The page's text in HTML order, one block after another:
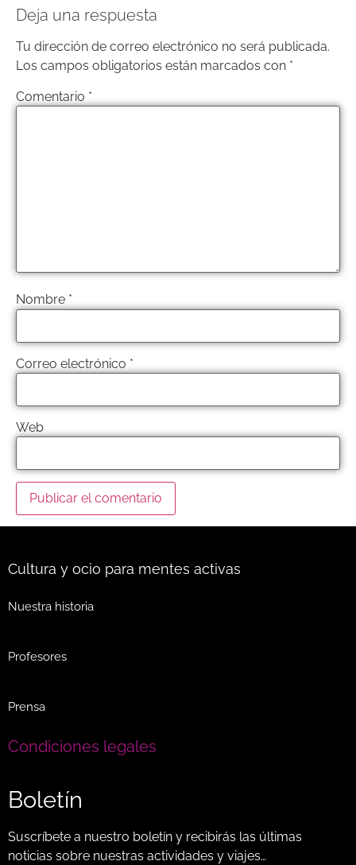
Deja una respuesta
Tu dirección de correo electrónico no será publicada.
Los campos obligatorios están marcados con *
Comentario *
Nombre *
Correo electrónico *
Web
Cultura y ocio para mentes activas
Nuestra historia
Profesores
Prensa
Condiciones legales
Boletín
Suscríbete a nuestro boletín y recibirás las últimas
noticias sobre nuestras actividades y viajes…